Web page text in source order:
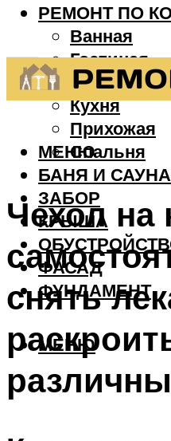
РЕМОНТ ПО
Ванная
Гостиная
Детская
Кухня
Прихожая
Спальня
БАНЯ И САУНА
ЗАБОР
КРЫША
ФАСАД
ФУНДАМЕНТ
МЕНЮ
МЕНЮ
Чехол на
снять